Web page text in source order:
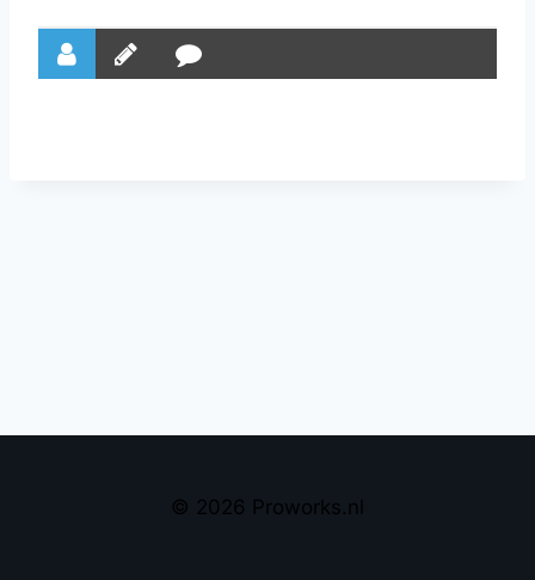
© 2026 Proworks.nl